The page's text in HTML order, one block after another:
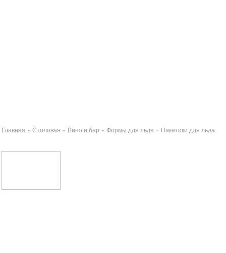
Главная - Столовая - Вино и бар - Формы для льда - Пакетики для льда